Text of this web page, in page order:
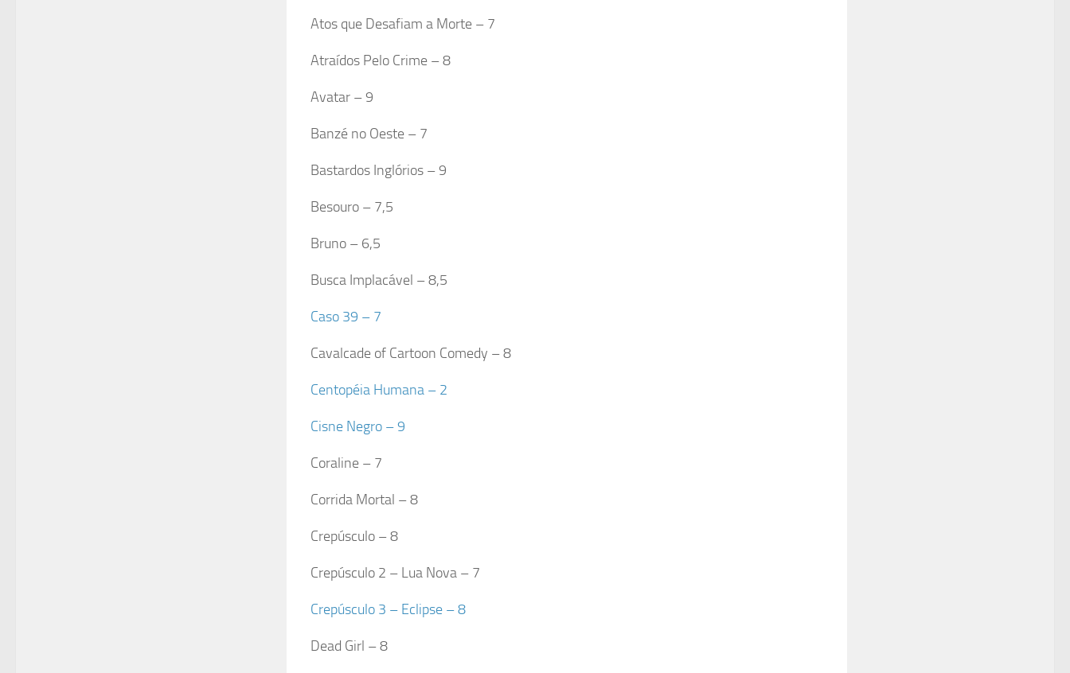
Atos que Desafiam a Morte – 7
Atraídos Pelo Crime – 8
Avatar – 9
Banzé no Oeste – 7
Bastardos Inglórios – 9
Besouro – 7,5
Bruno – 6,5
Busca Implacável – 8,5
Caso 39 – 7
Cavalcade of Cartoon Comedy – 8
Centopéia Humana – 2
Cisne Negro – 9
Coraline – 7
Corrida Mortal – 8
Crepúsculo – 8
Crepúsculo 2 – Lua Nova – 7
Crepúsculo 3 – Eclipse – 8
Dead Girl – 8